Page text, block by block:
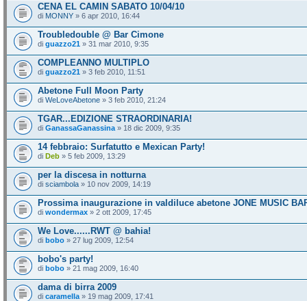
CENA EL CAMIN SABATO 10/04/10
di MONNY » 6 apr 2010, 16:44
Troubledouble @ Bar Cimone
di guazzo21 » 31 mar 2010, 9:35
COMPLEANNO MULTIPLO
di guazzo21 » 3 feb 2010, 11:51
Abetone Full Moon Party
di WeLoveAbetone » 3 feb 2010, 21:24
TGAR...EDIZIONE STRAORDINARIA!
di GanassaGanassina » 18 dic 2009, 9:35
14 febbraio: Surfatutto e Mexican Party!
di Deb » 5 feb 2009, 13:29
per la discesa in notturna
di sciambola » 10 nov 2009, 14:19
Prossima inaugurazione in valdiluce abetone JONE MUSIC
di wondermax » 2 ott 2009, 17:45
We Love......RWT @ bahia!
di bobo » 27 lug 2009, 12:54
bobo's party!
di bobo » 21 mag 2009, 16:40
dama di birra 2009
di caramella » 19 mag 2009, 17:41